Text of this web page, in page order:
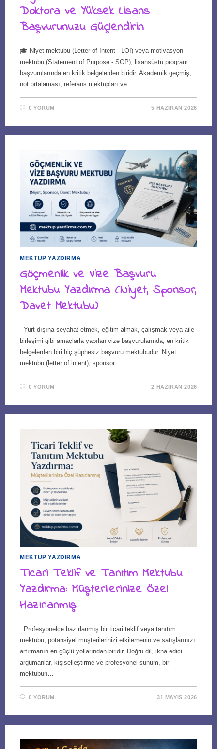
Doktora ve Yüksek Lisans
Başvurunuzu Güçlendirin
🎓 Niyet mektubu (Letter of Intent - LOI) veya motivasyon
mektubu (Statement of Purpose - SOP), lisansüstü program
başvurularında en kritik belgelerden biridir. Akademik geçmiş,
not ortalaması, referans mektupları ve…
0 YORUM 5 HAZIRAN 2026
MEKTUP YAZDIRMA
Göçmenlik ve Vize Başvuru
Mektubu Yazdırma (Niyet, Sponsor,
Davet Mektubu)
Yurt dışına seyahat etmek, eğitim almak, çalışmak veya aile
birleşimi gibi amaçlarla yapılan vize başvurularında, en kritik
belgelerden biri hiç şüphesiz başvuru mektubudur. Niyet
mektubu (letter of intent), sponsor…
0 YORUM 2 HAZIRAN 2026
MEKTUP YAZDIRMA
Ticari Teklif ve Tanıtım Mektubu
Yazdırma: Müşterilerinize Özel
Hazırlanmış
Profesyonelce hazırlanmış bir ticari teklif veya tanıtım
mektubu, potansiyel müşterilerinizi etkilemenin ve satışlarınızı
artırmanın en güçlü yollarından biridir. Doğru dil, ikna edici
argümanlar, kişiselleştirme ve profesyonel sunum, bir
mektubun…
0 YORUM 31 MAYIS 2026